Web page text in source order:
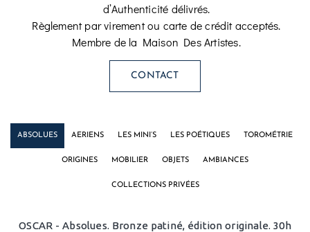
d’Authenticité délivrés.
Règlement par virement ou carte de crédit acceptés.
Membre de la Maison Des Artistes.
CONTACT
ABSOLUES AERIENS LES MINI’S LES POÉTIQUES TOROMÉTRIE
ORIGINES MOBILIER OBJETS AMBIANCES
COLLECTIONS PRIVÉES
OSCAR - Absolues. Bronze patiné, édition originale. 30h